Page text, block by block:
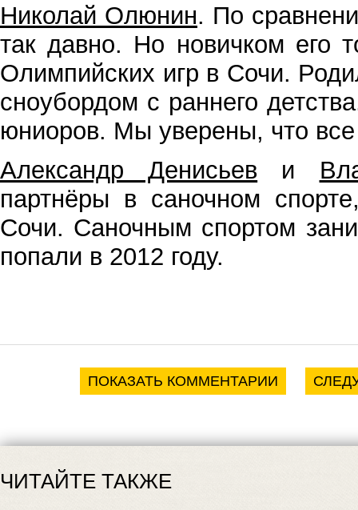
Николай Олюнин. По
так давно. Но новичком его
Олимпийских игр в Сочи.
сноубордом с раннего
юниоров. Мы уверены, что
Александр Денисьев и
партнёры в саночном
Сочи. Саночным спортом
попали в 2012 году.
ПОКАЗАТЬ КОММЕНТАРИИ
ЧИТАЙТЕ ТАКЖЕ